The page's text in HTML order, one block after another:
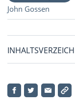
John Gossen
Mein DAX Fazit